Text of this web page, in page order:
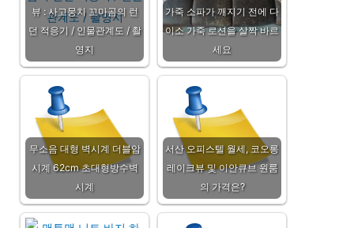
뷰 : 사고뭉치 꼬마곰의 런
던 적응기 / 인물관계도 / 촬
영지
가죽 소파가 깨지기 전에 다
이소 가죽 로션을 살짝 바르
세요
무소음 대형 벽시계 더블암
시계 62cm 초대형방수벽
시계
서산 오피스텔 월세, 코오롱
레이크뷰 및 이안큐브 원룸
의 가격은?